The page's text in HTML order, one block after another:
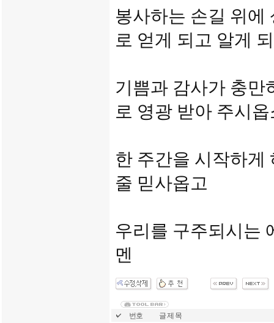
봉사하는 손길 위에
로 얻게 되고 알게
기쁨과 감사가 충만
로 영광 받아 주시
한 주간을 시작하게
줄 믿사옵고
우리를 구주되시는
멘
번호 글 제 목